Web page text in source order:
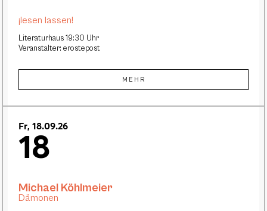
Literaturhaus 19:30 Uhr
Veranstalter: erostepost
¡lesen lassen!
MEHR
Fr, 18.09.26
18
Michael Köhlmeier
Dämonen